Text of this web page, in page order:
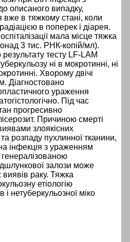
описаного випадку,
вже в тяжкому стані, коли
в поперек і діарея.
мала місце тяжка
3 тис. РНК-копій/мл).
тесту LF-LAM
ні в мокротинні, ні
Хворому двічі
Діагностовано
ураження
Під час
прогресивно
Причиною смерті
злоякісних
розпаду пухлинної тканини,
інфекція з ураженням
генералізованою
залози може
раку. Тяжка
етіологію
нетуберкульозної міко